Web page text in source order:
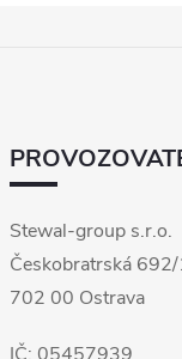
Stewal-group s.r.o.
Českobratrská
702 00 Ostrava